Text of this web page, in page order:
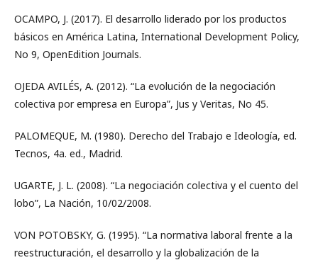
OCAMPO, J. (2017). El desarrollo liderado por los productos
básicos en América Latina, International Development Policy,
No 9, OpenEdition Journals.
OJEDA AVILÉS, A. (2012). “La evolución de la negociación
colectiva por empresa en Europa”, Jus y Veritas, No 45.
PALOMEQUE, M. (1980). Derecho del Trabajo e Ideología, ed.
Tecnos, 4a. ed., Madrid.
UGARTE, J. L. (2008). “La negociación colectiva y el cuento del
lobo”, La Nación, 10/02/2008.
VON POTOBSKY, G. (1995). “La normativa laboral frente a la
reestructuración, el desarrollo y la globalización de la